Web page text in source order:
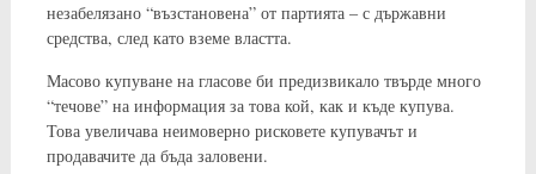
незабелязано “възстановена” от партията – с държавни
средства, след като вземе властта.
Масово купуване на гласове би предизвикало твърде много
“течове” на информация за това кой, как и къде купува.
Това увеличава неимоверно рисковете купувачът и
продавачите да бъда заловени.